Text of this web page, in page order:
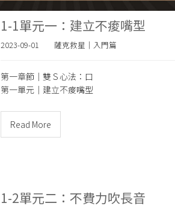
1-1單元一：建立不痠嘴型
2023-09-01 薩克救星｜入門篇
第一章節｜雙Ｓ心法：口
第一單元｜ 建立不痠嘴型
Read More
1-2單元二：不費力吹長音